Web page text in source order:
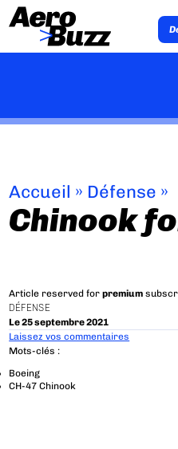
Accueil » Défense »
Chinook
Article reserved forpremium
DÉFENSE
Le 25 septembre 2021
Laissez vos commentaires
Mots-clés :
Boeing
CH-47 Chinook